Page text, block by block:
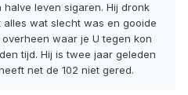
halve leven sigaren. Hij dronk
wat slecht was en gooide
waar je U tegen kon
tijd. Hij is twee jaar geleden
net de 102 niet gered.